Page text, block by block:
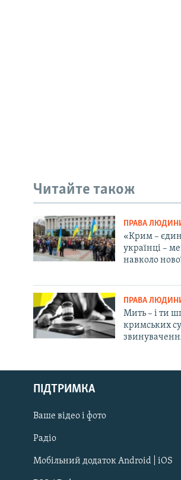
Русский
Qırımtatar
ДОЛУЧАЙСЯ!
Читайте також
ПРАВА
«Крим –
українці –
навколо
ПРАВА
Мить – і ти
кримських
ПІДТРИМКА
Ваше відео і фото
Радіо
Мобільний додаток Android | iOS